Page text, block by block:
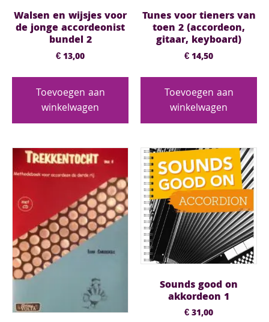
Walsen en wijsjes voor
de jonge accordeonist
bundel 2
€13,00
Toevoegen aan
winkelwagen
Tunes voor tieners van
toen 2 (accordeon,
gitaar, keyboard)
€14,50
Toevoegen aan
winkelwagen
Sounds good on
akkordeon 1
€31,00